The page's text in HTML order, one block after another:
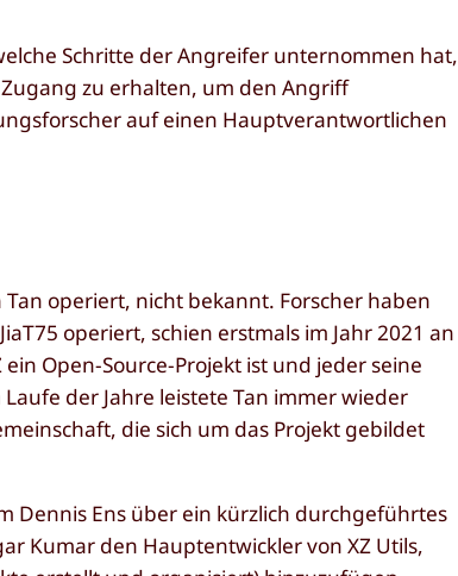
Schritte der Angreifer unternommen hat,
zu erhalten, um den Angriff
auf einen Hauptverantwortlichen
operiert, nicht bekannt. Forscher haben
operiert, schien erstmals im Jahr 2021 an
Open-Source-Projekt ist und jeder seine
der Jahre leistete Tan immer wieder
die sich um das Projekt gebildet
Dennis Ens über ein kürzlich durchgeführtes
Kumar den Hauptentwickler von XZ Utils,